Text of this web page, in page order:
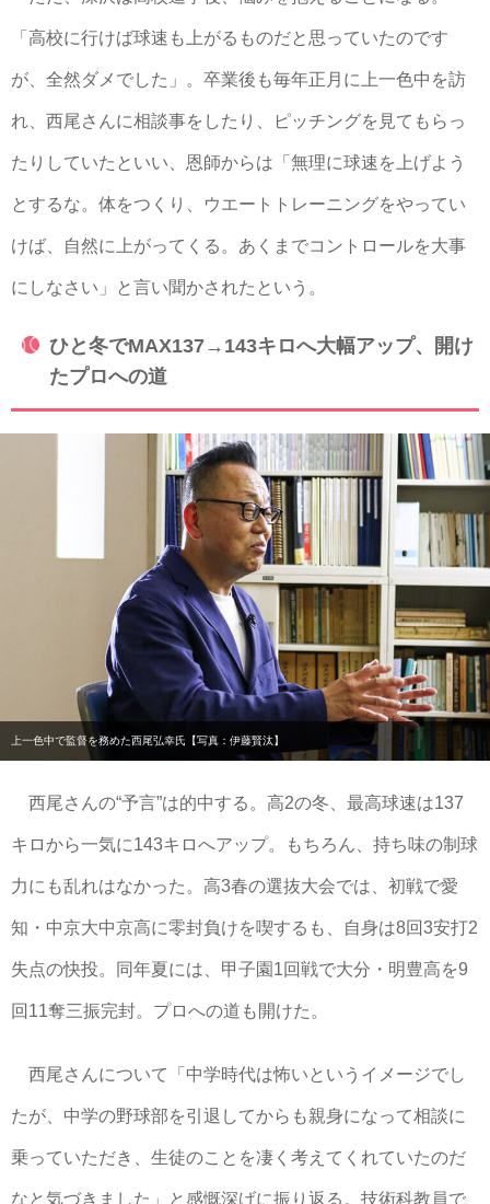
「高校に行けば球速も上がるものだと思っていたのです
が、全然ダメでした」。卒業後も毎年正月に上一色中を訪
れ、西尾さんに相談事をしたり、ピッチングを見てもらっ
たりしていたといい、恩師からは「無理に球速を上げよう
とするな。体をつくり、ウエートトレーニングをやってい
けば、自然に上がってくる。あくまでコントロールを大事
にしなさい」と言い聞かされたという。
ひと冬でMAX137→143キロへ大幅アップ、開け
たプロへの道
上一色中で監督を務めた西尾弘幸氏【写真：伊藤賢汰】
西尾さんの“予言”は的中する。高2の冬、最高球速は137
キロから一気に143キロへアップ。もちろん、持ち味の制球
力にも乱れはなかった。高3春の選抜大会では、初戦で愛
知・中京大中京高に零封負けを喫するも、自身は8回3安打2
失点の快投。同年夏には、甲子園1回戦で大分・明豊高を9
回11奪三振完封。プロへの道も開けた。
西尾さんについて「中学時代は怖いというイメージでし
たが、中学の野球部を引退してからも親身になって相談に
乗っていただき、生徒のことを凄く考えてくれていたのだ
なと気づきました」と感慨深げに振り返る。技術科教員で